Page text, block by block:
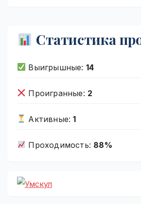
Статистика
Выигрышные: 14
Проигранные: 2
Активные:1
Проходимость: 88%